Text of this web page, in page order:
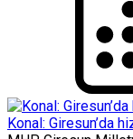
Konal: Giresun’da